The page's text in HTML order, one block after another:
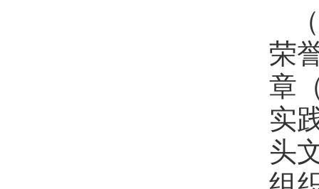
荣
章
实
头